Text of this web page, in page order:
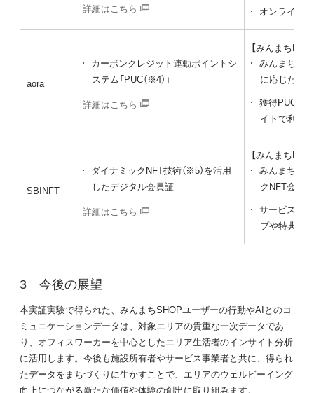
詳細はこちら
オンライン
aora
カーボンクレジット連動ポイントシ
ステム「PUC（※4）」
詳細はこちら
【みんまち
みんまち
に応じた環
獲得PUCに
イトで利用
SBINFT
ダイナミックNFT技術（※5）を活用
したデジタル会員証
詳細はこちら
【みんまち
みんまち
クNFT会員
サービスの
プや特典を
今後の展望
本実証実験で得られた、みんまちSHOPユーザーの行動やAIとのコ
ミュニケーションデータは、対象エリアの貴重な一次データであ
り、オフィスワーカーを中心としたエリア生活者のインサイト分析
に活用します。今後も施設所有者やサービス事業者と共に、得られ
たデータをまちづくりに生かすことで、エリアのウェルビーイング
向上につながる新たな価値や体験の創出に取り組みます。